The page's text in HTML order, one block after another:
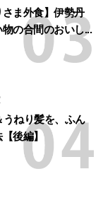
さま外食】伊勢丹
の合間のおいし...
うねり髪を、ふん
【後編】